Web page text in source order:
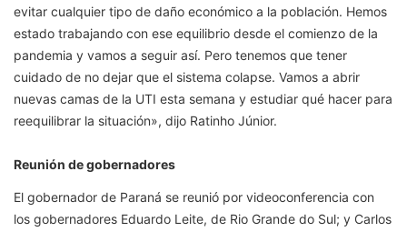
evitar cualquier tipo de daño económico a la población. Hemos
estado trabajando con ese equilibrio desde el comienzo de la
pandemia y vamos a seguir así. Pero tenemos que tener
cuidado de no dejar que el sistema colapse. Vamos a abrir
nuevas camas de la UTI esta semana y estudiar qué hacer para
reequilibrar la situación», dijo Ratinho Júnior.
Reunión de gobernadores
El gobernador de Paraná se reunió por videoconferencia con
los gobernadores Eduardo Leite, de Rio Grande do Sul; y Carlos